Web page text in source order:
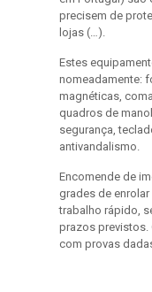
precisem de
lojas (…).
Estes
nomeadamente:
magnéticas,
quadros de
segurança,
antivandalismo.
Encomende de
grades de
trabalho rápido,
prazos previstos.
com provas